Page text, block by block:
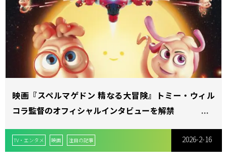
映画『スペルマゲドン 精なる大冒険』トミー・ウィル
コラ監督のオフィシャルインタビューを解禁
TV・エンタメ 映画 注目の記事 2026-2-16